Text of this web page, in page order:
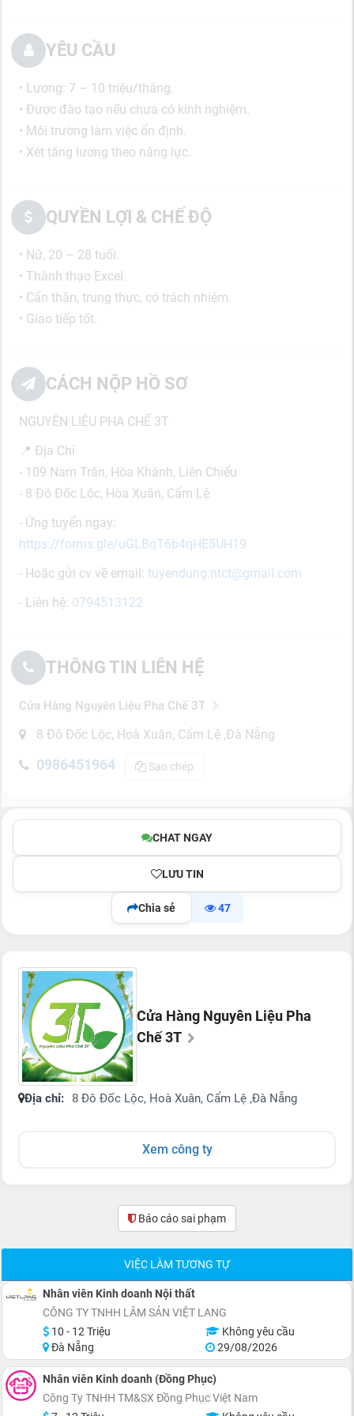
YÊU CẦU
• Lương: 7 – 10 triệu/tháng.
• Được đào tạo nếu chưa có kinh nghiệm.
• Môi trường làm việc ổn định.
• Xét tăng lương theo năng lực.
QUYỀN LỢI & CHẾ ĐỘ
• Nữ, 20 – 28 tuổi.
• Thành thạo Excel.
• Cẩn thận, trung thực, có trách nhiệm.
• Giao tiếp tốt.
CÁCH NỘP HỒ SƠ
NGUYÊN LIỆU PHA CHẾ 3T
📍 Địa Chỉ
- 109 Nam Trân, Hòa Khánh, Liên Chiểu
- 8 Đô Đốc Lộc, Hòa Xuân, Cẩm Lệ
- Ứng tuyển ngay:
https://forms.gle/uGLBqT6b4qHE5UH19
- Hoặc gửi cv về email: tuyendung.ntct@gmail.com
- Liên hệ: 0794513122
THÔNG TIN LIÊN HỆ
Cửa Hàng Nguyên Liệu Pha Chế 3T
8 Đô Đốc Lộc, Hoà Xuân, Cẩm Lệ ,Đà Nẵng
0986451964 Sao chép
CHAT NGAY
LƯU TIN
Chia sẻ 47
Cửa Hàng Nguyên Liệu Pha
Chế 3T
Địa chỉ: 8 Đô Đốc Lộc, Hoà Xuân, Cẩm Lệ ,Đà Nẵng
Xem công ty
Báo cáo sai phạm(0)
VIỆC LÀM TƯƠNG TỰ
Nhân viên Kinh doanh Nội thất
CÔNG TY TNHH LÂM SẢN VIỆT LANG
10 - 12 Triệu
Không yêu cầu
Đà Nẵng
29/08/2026
Nhân viên Kinh doanh (Đồng Phục)
Công Ty TNHH TM&SX Đồng Phục Việt Nam